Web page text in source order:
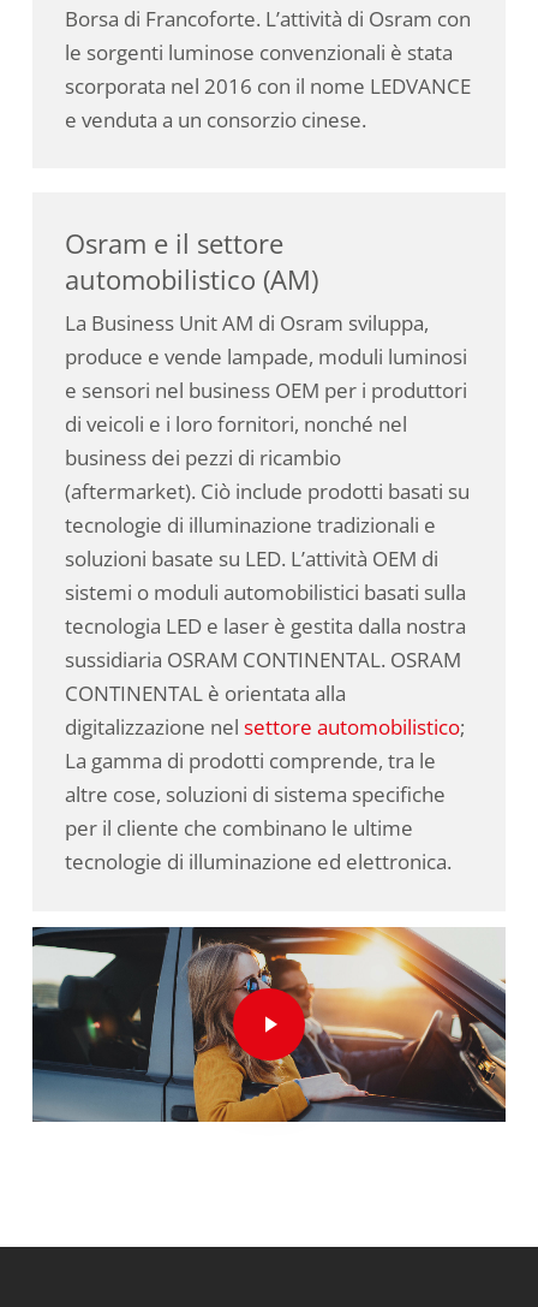
Borsa di Francoforte. L’attività di Osram con
le sorgenti luminose convenzionali è stata
scorporata nel 2016 con il nome LEDVANCE
e venduta a un consorzio cinese.
Osram e il settore
automobilistico (AM)
La Business Unit AM di Osram sviluppa,
produce e vende lampade, moduli luminosi
e sensori nel business OEM per i produttori
di veicoli e i loro fornitori, nonché nel
business dei pezzi di ricambio
(aftermarket). Ciò include prodotti basati su
tecnologie di illuminazione tradizionali e
soluzioni basate su LED. L’attività OEM di
sistemi o moduli automobilistici basati sulla
tecnologia LED e laser è gestita dalla nostra
sussidiaria OSRAM CONTINENTAL. OSRAM
CONTINENTAL è orientata alla
digitalizzazione nel settore automobilistico;
La gamma di prodotti comprende, tra le
altre cose, soluzioni di sistema specifiche
per il cliente che combinano le ultime
tecnologie di illuminazione ed elettronica.
Play Video
Play Video